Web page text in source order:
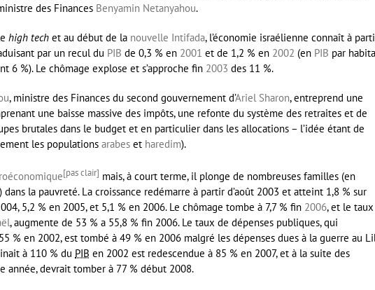
des Finances Benyamin Netanyahou.
high tech et au début de la nouvelle Intifada, l’économie israélienne connaît à
par un recul du PIB de 0,3 % en 2001 et de 1,2 % en 2002 (en PIB par
6 %). Le chômage explose et s’approche fin 2003 des 11 %.
, ministre des Finances du second gouvernement d’Ariel Sharon, entreprend une
une baisse massive des impôts, une refonte du système des retraites et de
brutales dans le budget et en particulier dans les allocations – l’idée étant de
les populations arabes et haredim).
[pas clair] mais, à court terme, il plonge de nombreuses familles (en
la pauvreté. La croissance redémarre à partir d’août 2003 et atteint 1,8 % sur
5,2 % en 2005, et 5,1 % en 2006. Le chômage tombe à 7,7 % fin 2006, et le taux
, augmente de 53 % a 55,8 % fin 2006. Le taux de dépenses publiques, qui
% en 2002, est tombé à 49 % en 2006 malgré les dépenses dues à la guerre au
à 110 % du PIB en 2002 est redescendue à 85 % en 2007, et à la suite des
année, devrait tomber à 77 % début 2008.